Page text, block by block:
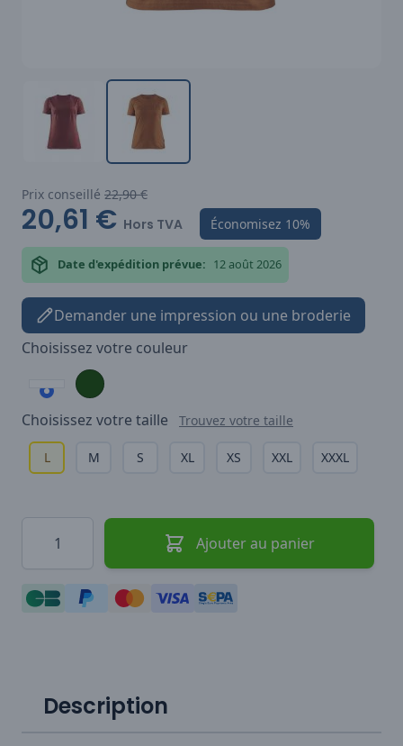
Prix conseillé 22,90 €
20,61 € Hors TVA Économisez 10%
Date d'expédition prévue: 12 août 2026
Demander une impression ou une broderie
Choisissez votre couleur
Choisissez votre taille Trouvez votre taille
L M S XL XS XXL XXXL
Ajouter au panier
Description